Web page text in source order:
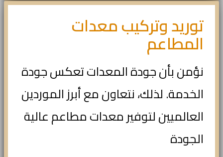
توريد وتركيب معدات
المطاعم
نؤمن بأن جودة المعدات تعكس جودة
الخدمة. لذلك، نتعاون مع أبرز الموردين
العالميين لتوفير معدات مطاعم عالية
الجودة